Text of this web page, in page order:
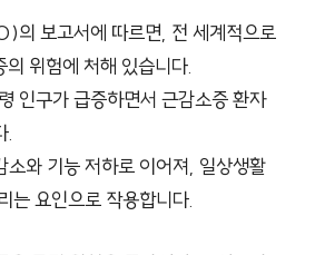
의 보고서에 따르면, 전 세계적으로
위험에 처해 있습니다.
인구가 급증하면서 근감소증 환자
.
소와 기능 저하로 이어져, 일상생활
는 요인으로 작용합니다.